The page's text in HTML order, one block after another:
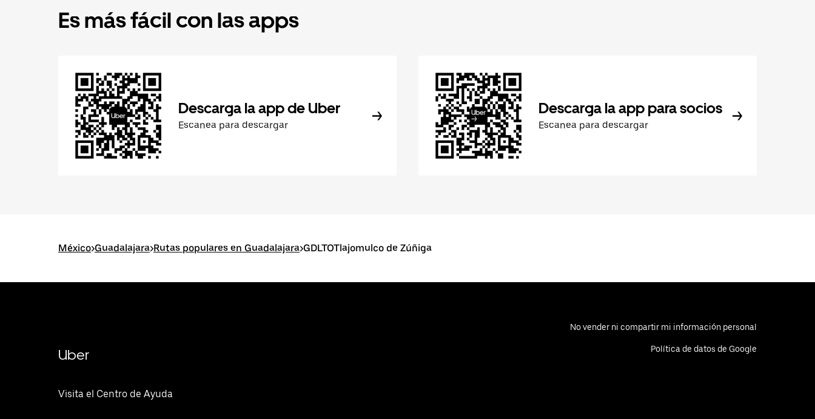
Es más fácil con las apps
Descarga la app de Uber
Escanea para descargar
Descarga la app para socios
Escanea para descargar
México>Guadalajara>Rutas populares en Guadalajara>GDLTOTlajomulco de Zúñiga
Uber
Visita el Centro de Ayuda
No vender ni compartir mi información personal
Política de datos de Google